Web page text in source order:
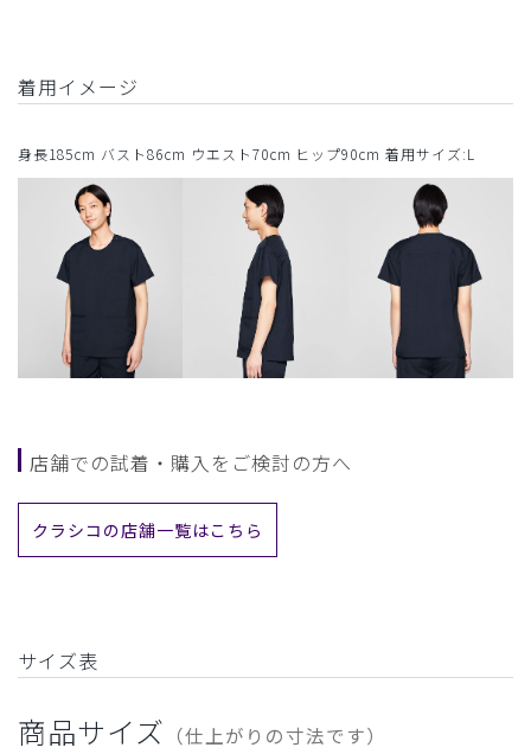
着用イメージ
身長185cm バスト86cm ウエスト70cm ヒップ90cm 着用サイズ:L
店舗での試着・購入をご検討の方へ
クラシコの店舗一覧はこちら
サイズ表
商品サイズ （仕上がりの寸法です）